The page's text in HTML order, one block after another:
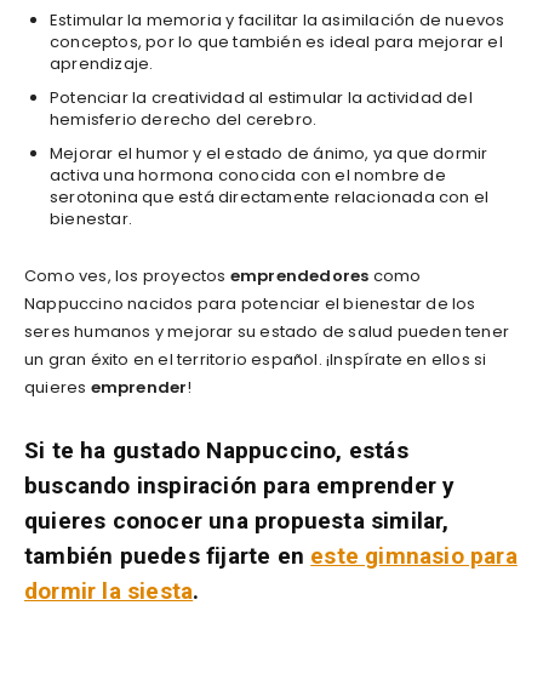
Estimular la memoria y facilitar la asimilación de nuevos
conceptos, por lo que también es ideal para mejorar el
aprendizaje.
Potenciar la creatividad al estimular la actividad del
hemisferio derecho del cerebro.
Mejorar el humor y el estado de ánimo, ya que dormir
activa una hormona conocida con el nombre de
serotonina que está directamente relacionada con el
bienestar.
Como ves, los proyectos emprendedores como
Nappuccino nacidos para potenciar el bienestar de los
seres humanos y mejorar su estado de salud pueden tener
un gran éxito en el territorio español. ¡Inspírate en ellos si
quieres emprender!
Si te ha gustado Nappuccino, estás
buscando inspiración para emprender y
quieres conocer una propuesta similar,
también puedes fijarte en este gimnasio para
dormir la siesta.